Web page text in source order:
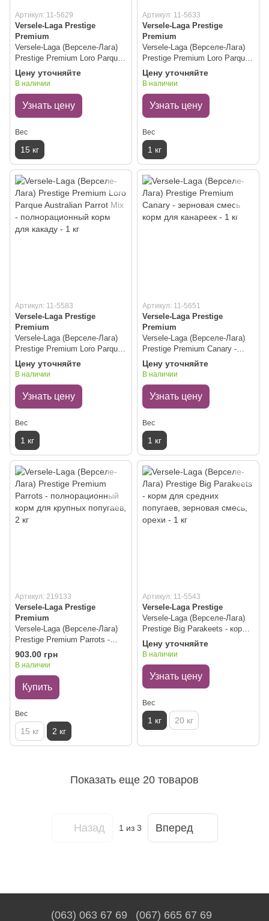
Артикул: 11-5629
Versele-Laga Prestige
Premium
Versele-Laga (Верселе-Лага)
Prestige Premium Loro Parque
Ara Parrot Mix -
полнорационный корм для
Цену уточняйте
В наличии
Узнать цену
Вес
15 кг
Артикул: 11-5633
Versele-Laga Prestige
Premium
Versele-Laga (Верселе-Лага)
Prestige Premium Loro Parque
African Parakeet Mix -
полнорационный корм для
карликовых попугаев - 1 кг
Цену уточняйте
В наличии
Узнать цену
Вес
1 кг
Артикул: 11-5583
Versele-Laga Prestige
Premium
Versele-Laga (Верселе-Лага)
Prestige Premium Loro Parque
Australian Parrot Mix -
полнорационный корм для
Цену уточняйте
В наличии
Узнать цену
Вес
1 кг
Артикул: 11-5651
Versele-Laga Prestige
Premium
Versele-Laga (Верселе-Лага)
Prestige Premium Canary -
зерновая смесь корм для
канареек - 1 кг
Цену уточняйте
В наличии
Узнать цену
Вес
1 кг
Артикул: 219133
Versele-Laga Prestige
Premium
Versele-Laga (Верселе-Лага)
Prestige Premium Parrots -
полнорационный корм для
крупных попугаев, 2 кг
903.00 грн
В наличии
Купить
Вес
15 кг 2 кг
Артикул: 11-5543
Versele-Laga Prestige
Versele-Laga (Верселе-Лага)
Prestige Big Parakeets - корм
для средних попугаев,
зерновая смесь, орехи - 1 кг
Цену уточняйте
В наличии
Узнать цену
Вес
1 кг 20 кг
Показать еще 20 товаров
Назад 1 из 3 Вперед
(063) 063 67 69 (067) 665 67 69